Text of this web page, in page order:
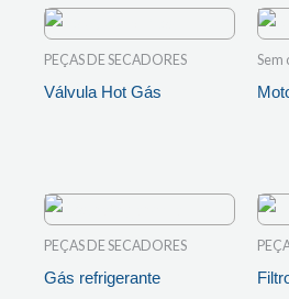
PEÇAS DE SECADORES
Válvula Hot Gás
Sem
PEÇAS DE SECADORES
Gás refrigerante